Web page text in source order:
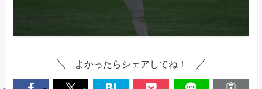
よかったらシェアしてね！